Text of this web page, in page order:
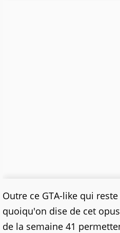
Outre ce GTA-like qui
quoiqu'on dise de cet
de la semaine 41